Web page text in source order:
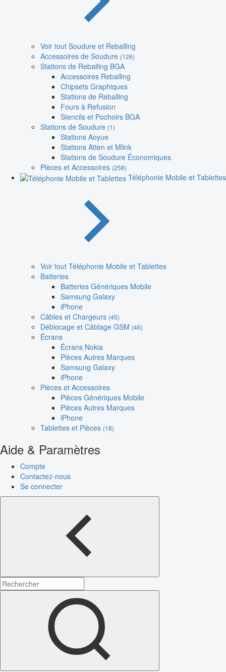
Voir tout Soudure et Reballing
Accessoires de Soudure (126)
Stations de Reballing BGA
Accessoires Reballing
Chipsets Graphiques
Stations de Reballing
Fours à Refusion
Stencils et Pochoirs BGA
Stations de Soudure (1)
Stations Aoyue
Stations Atten et Mlink
Stations de Soudure Économiques
Pièces et Accessoires (258)
Téléphonie Mobile et Tablettes
Voir tout Téléphonie Mobile et Tablettes
Batteries
Batteries Génériques Mobile
Samsung Galaxy
iPhone
Câbles et Chargeurs (45)
Déblocage et Câblage GSM (46)
Écrans
Écrans Nokia
Pièces Autres Marques
Samsung Galaxy
iPhone
Pièces et Accessoires
Pièces Génériques Mobile
Pièces Autres Marques
iPhone
Tablettes et Pièces (18)
Aide & Paramètres
Compte
Contactez-nous
Se connecter